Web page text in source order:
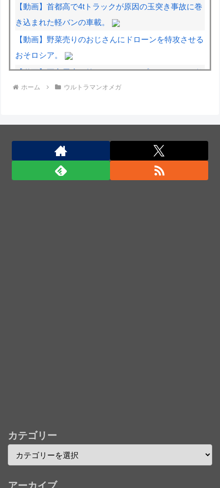
【動画】首都高で4tトラックが原因の玉突き事故に巻
き込まれた軽バンの車載。
【動画】野菜売りのおじさんにドローンを特攻させる
おそロシア。
【動画】両方馬鹿（笑）ミニストップでトラックと衝
突したドラレコが（ノ∇`）
部から完全制御のおそれ！
アメリカには「膨大な量の兵器がある」トランプ大統
ジかな
Powered by livedoor 相互RSS
ホーム ウルトラマンオメガ
カテゴリー
アーカイブ